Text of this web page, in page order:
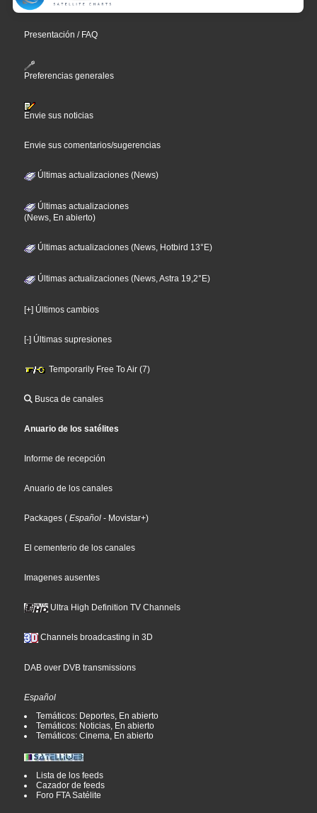
Presentación / FAQ
Preferencias generales
Envie sus noticias
Envie sus comentarios/sugerencias
Últimas actualizaciones (News)
Últimas actualizaciones
(News, En abierto)
Últimas actualizaciones (News, Hotbird 13°E)
Últimas actualizaciones (News, Astra 19,2°E)
[+] Últimos cambios
[-] Últimas supresiones
Temporarily Free To Air (7)
Busca de canales
Anuario de los satélites
Informe de recepción
Anuario de los canales
Packages ( Español - Movistar+)
El cementerio de los canales
Imagenes ausentes
Ultra High Definition TV Channels
Channels broadcasting in 3D
DAB over DVB transmissions
Español
Temáticos: Deportes, En abierto
Temáticos: Noticias, En abierto
Temáticos: Cinema, En abierto
Lista de los feeds
Cazador de feeds
Foro FTA Satélite